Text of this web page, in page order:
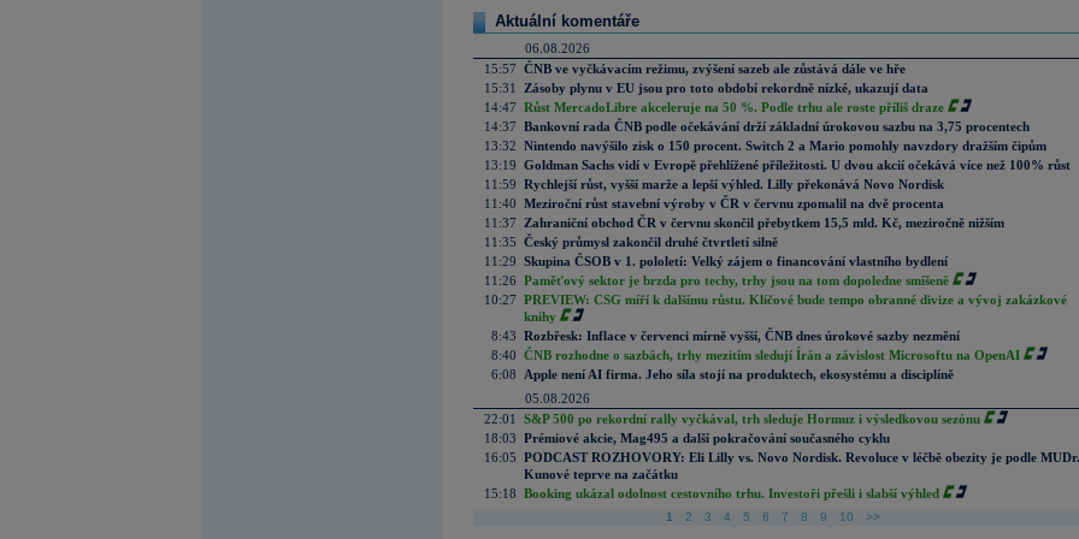
Aktuální komentáře
06.08.2026
15:57 ČNB ve vyčkávacím režimu, zvýšení sazeb ale zůstává dále ve hře
15:31
Zásoby plynu v EU jsou pro toto období rekordně nízké, ukazují data
14:47 Růst MercadoLibre akceleruje na 50 %. Podle trhu ale roste příliš draze
14:37 Bankovní rada ČNB podle očekávání drží základní úrokovou sazbu na 3,75 procentech
13:32 Nintendo navýšilo zisk o 150 procent. Switch 2 a Mario pomohly navzdory dražším čipům
13:19 Goldman Sachs vidí v Evropě přehlížené příležitosti. U dvou akcií očekává více než 100% růst
11:59 Rychlejší růst, vyšší marže a lepší výhled. Lilly překonává Novo Nordisk
11:40 Meziroční růst stavební výroby v ČR v červnu zpomalil na dvě procenta
11:37
Zahraniční obchod ČR v červnu skončil přebytkem 15,5 mld. Kč, meziročně nižším
11:35 Český průmysl zakončil druhé čtvrtletí silně
11:29 Skupina ČSOB v 1. pololetí: Velký zájem o financování vlastního bydlení
11:26 Paměťový sektor je brzda pro techy, trhy jsou na tom dopoledne smíšeně
10:27 PREVIEW: CSG míří k dalšímu růstu. Klíčové bude tempo obranné divize a vývoj zakázkové
knihy
8:43 Rozbřesk: Inflace v červenci mírně vyšší, ČNB dnes úrokové sazby nezmění
8:40 ČNB rozhodne o sazbách, trhy mezitím sledují Írán a závislost Microsoftu na OpenAI
6:08
Apple není AI firma. Jeho síla stojí na produktech, ekosystému a disciplíně
05.08.2026
22:01
S&P 500 po rekordní rally vyčkával, trh sleduje Hormuz i výsledkovou sezónu
18:03 Prémiové akcie, Mag495 a další pokračování současného cyklu
16:05 PODCAST ROZHOVORY: Eli Lilly vs. Novo Nordisk. Revoluce v léčbě obezity je podle MUDr.
Kunové teprve na začátku
15:18 Booking ukázal odolnost cestovního trhu. Investoři přešli i slabší výhled
1 2 3 4 5 6 7 8 9 10 >>